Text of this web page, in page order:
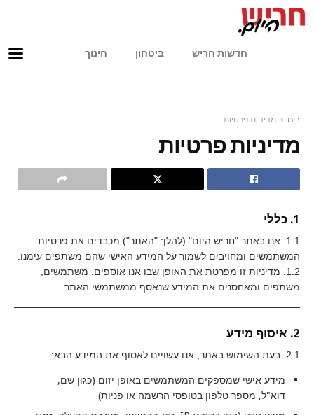
חדשות חריש ביטחון חינוך
בית מדיניות פרטיות
מדיניות פרטיות
1. כללי
1.1. אנו באתר "חריש היום" (להלן: "האתר") מכבדים את פרטיות
המשתמשים ומחויבים לשמור על המידע האישי שהם משתפים עימנו.
1.2. מדיניות זו מפרטת את האופן שבו אנו אוספים, משתמשים,
משתפים ומאחסנים את המידע שנאסף ממשתמשי האתר.
2. איסוף מידע
2.1. בעת השימוש באתר, אנו עשויים לאסוף את המידע הבא:
מידע אישי שמספקים המשתמשים באופן יזום (כגון שם,
דוא"ל, מספר טלפון בטופסי הרשמה או פניות).